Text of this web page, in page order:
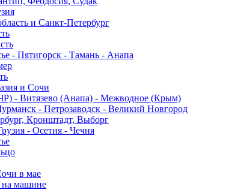
и Санкт-Петербург
- Пятигорск - Тамань - Анапа
и Сочи
- Витязево (Анапа) - Межводное (Крым)
- Петрозаводск - Великий Новгород
Кронштадт, Выборг
- Осетия - Чечня
в мае
на машине